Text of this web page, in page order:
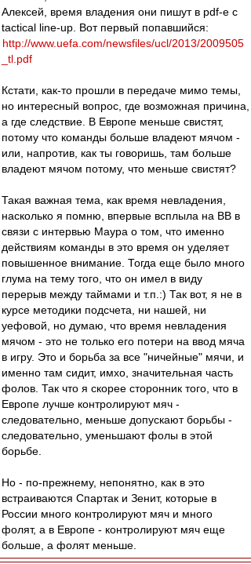
Алексей, время владения они пишут в pdf-е c
tactical line-up. Вот первый попавшийся:
http://www.uefa.com/newsfiles/ucl/2013/2009505
_tl.pdf
Кстати, как-то прошли в передаче мимо темы,
но интересный вопрос, где возможная причина,
а где следствие. В Европе меньше свистят,
потому что команды больше владеют мячом -
или, напротив, как ты говоришь, там больше
владеют мячом потому, что меньше свистят?
Такая важная тема, как время невладения,
насколько я помню, впервые всплыла на ВВ в
связи с интервью Маура о том, что именно
действиям команды в это время он уделяет
повышенное внимание. Тогда еще было много
глума на тему того, что он имел в виду
перерыв между таймами и т.п.:) Так вот, я не в
курсе методики подсчета, ни нашей, ни
уефовой, но думаю, что время невладения
мячом - это не только его потери на ввод мяча
в игру. Это и борьба за все "ничейные" мячи, и
именно там сидит, имхо, значительная часть
фолов. Так что я скорее сторонник того, что в
Европе лучше контролируют мяч -
следовательно, меньше допускают борьбы -
следовательно, уменьшают фолы в этой
борьбе.
Но - по-прежнему, непонятно, как в это
встраиваются Спартак и Зенит, которые в
России много контролируют мяч и много
фолят, а в Европе - контролируют мяч еще
больше, а фолят меньше.